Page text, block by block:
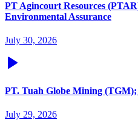
PT Agincourt Resources
Environmental Assurance
July 30, 2026
PT. Tuah Globe Mining (TGM);
July 29, 2026